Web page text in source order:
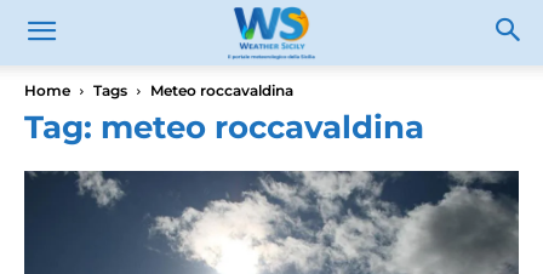
Home Tags Meteo roccavaldina
Tag: meteo roccavaldina